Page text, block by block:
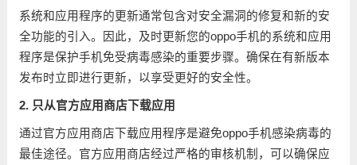
系统和应用程序的更新通常包含对安全漏洞的修复和新的安
全功能的引入。因此，及时更新您的oppo手机的系统和应用
程序是保护手机免受病毒感染的重要步骤。确保在有新版本
发布时立即进行更新，以享受更好的安全性。
2. 只从官方应用商店下载应用
通过官方应用商店下载应用程序是避免oppo手机感染病毒的
最佳途径。官方应用商店经过严格的审核机制，可以确保应